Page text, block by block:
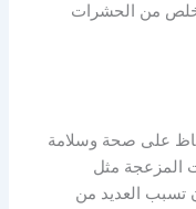
من الحشرات
على صحة وسلامة
المزعجة مثل
تسبب العديد من